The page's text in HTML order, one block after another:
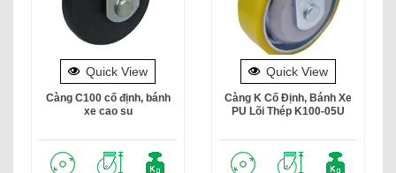
Quick View
Càng C100 cố định, bánh
xe cao su
Quick View
Càng K Cố Định, Bánh Xe
PU Lõi Thép K100-05U